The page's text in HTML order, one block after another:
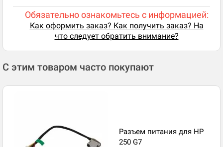
Обязательно ознакомьтесь с информацией:
Как оформить заказ? Как получить заказ? На
что следует обратить внимание?
С этим товаром часто покупают
Разъем питания для HP
250 G7